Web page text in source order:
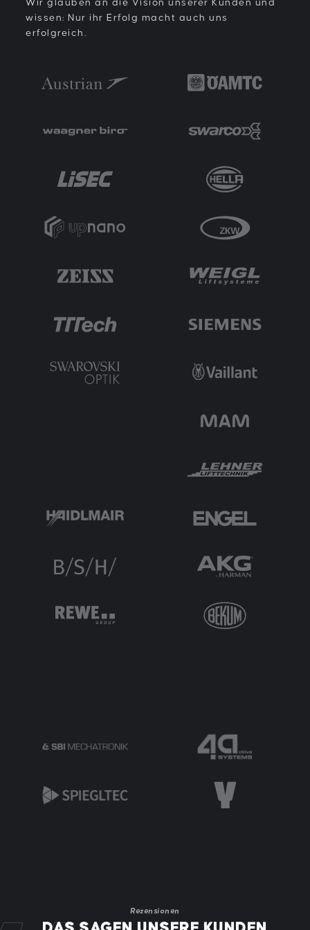
Wir glauben an die Vision unserer Kunden und
wissen: Nur ihr Erfolg macht auch uns
erfolgreich.
Rezensionen